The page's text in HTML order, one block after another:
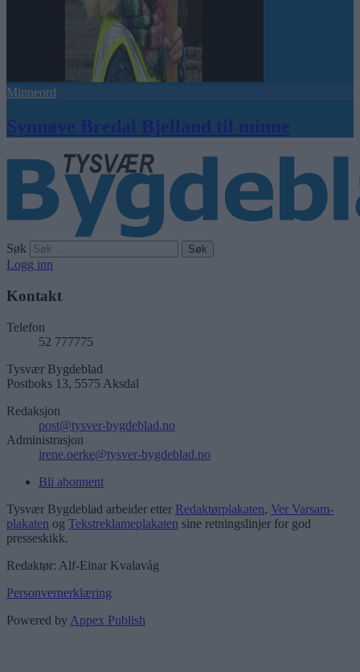
Minneord
Synnøve Bredal Bjelland til minne
Søk
Logg inn
Kontakt
Telefon
52 777775
Tysvær Bygdeblad
Postboks 13, 5575 Aksdal
Redaksjon
post@tysver-bygdeblad.no
Administrasjon
irene.oerke@tysver-bygdeblad.no
Bli abonnent
Tysvær Bygdeblad arbeider etter Redaktørplakaten, Ver Varsam-
plakaten og Tekstreklameplakaten sine retningslinjer for god
presseskikk.
Redaktør: Alf-Einar Kvalavåg
Personvernerklæring
Powered by Appex Publish